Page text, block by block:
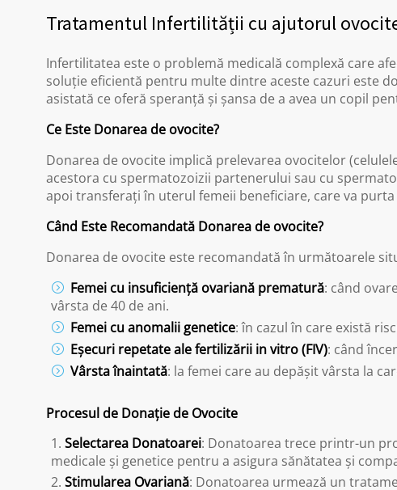
Tratamentul Infertilității cu ajutorul
Infertilitatea este o problemă medicală complexă care
soluție eficientă pentru multe dintre aceste cazuri este
asistată ce oferă speranță și șansa de a avea un copil
Ce Este Donarea de ovocite?
Donarea de ovocite implică prelevarea ovocitelor
acestora cu spermatozoizii partenerului sau cu
apoi transferați în uterul femeii beneficiare, care va
Când Este Recomandată Donarea de ovocite?
Donarea de ovocite este recomandată în următoarele
Femei cu insuficiență ovariană prematură: când
vârsta de 40 de ani.
Femei cu anomalii genetice: în cazul în care există
Eșecuri repetate ale fertilizării in vitro (FIV): când
Vârsta înaintată: la femei care au depășit vârsta la
Procesul de Donație de Ovocite
Selectarea Donatoarei: Donatoarea trece printr-un
medicale și genetice pentru a asigura sănătatea și
Stimularea Ovariană: Donatoarea urmează un